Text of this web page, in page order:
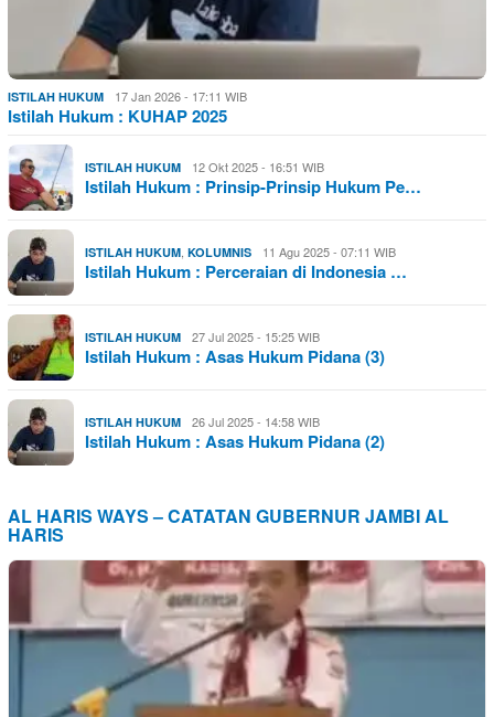
ISTILAH HUKUM 17 Jan 2026 - 17:11 WIB
Istilah Hukum : KUHAP 2025
ISTILAH HUKUM 12 Okt 2025 - 16:51 WIB
Istilah Hukum : Prinsip-Prinsip Hukum Pe…
ISTILAH HUKUM KOLUMNIS 11 Agu 2025 - 07:11 WIB
Istilah Hukum : Perceraian di Indonesia …
ISTILAH HUKUM 27 Jul 2025 - 15:25 WIB
Istilah Hukum : Asas Hukum Pidana (3)
ISTILAH HUKUM 26 Jul 2025 - 14:58 WIB
Istilah Hukum : Asas Hukum Pidana (2)
AL HARIS WAYS – CATATAN GUBERNUR JAMBI AL
HARIS